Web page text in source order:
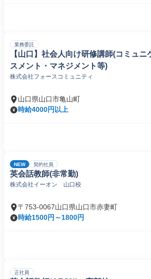
業務委託
【山口】社会人向け研修講師(コミュニ
スメント・マネジメント等)
株式会社フォースコミュニティ
山口県山口市亀山町
時給4000円以上
NEW 契約社員
英会話教師(非常勤)
株式会社イーオン 山口校
〒753-0067山口県山口市赤妻町
時給1500円～1800円
正社員